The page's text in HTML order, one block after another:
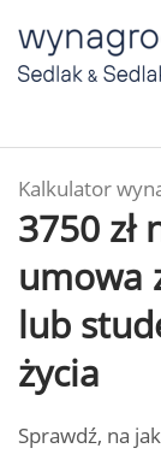
Kalkulator
3750
umowa
lub
życia
Sprawdź, na